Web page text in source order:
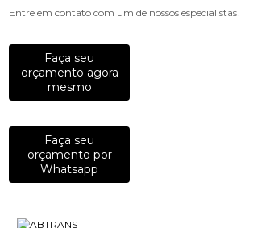
Entre em contato com um de nossos especialistas!
Faça seu
orçamento agora
mesmo
Faça seu
orçamento por
Whatsapp